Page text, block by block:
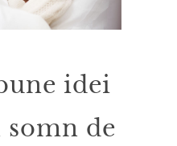
idei
de